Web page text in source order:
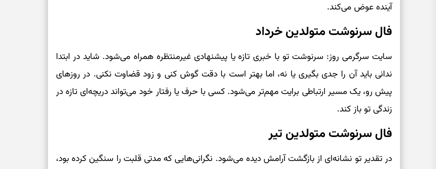
آینده عوض می‌کند.
فال سرنوشت متولدین خرداد
سایت سرگرمی روز: سرنوشت تو با خبری تازه یا پیشنهادی غیرمنتظره همراه می‌شود. شاید در ابتدا
ندانی باید آن را جدی بگیری یا نه، اما بهتر است با دقت گوش کنی و زود قضاوت نکنی. در روزهای
پیش رو، یک مسیر ارتباطی برایت مهم‌تر می‌شود. کسی با حرف یا رفتار خود می‌تواند دریچه‌ای تازه در
زندگی تو باز کند.
فال سرنوشت متولدین تیر
در تقدیر تو نشانه‌ای از بازگشت آرامش دیده می‌شود. نگرانی‌هایی که مدتی قلبت را سنگین کرده بود،